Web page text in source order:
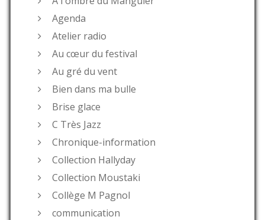
Agenda
Atelier radio
Au cœur du festival
Au gré du vent
Bien dans ma bulle
Brise glace
C Très Jazz
Chronique-information
Collection Hallyday
Collection Moustaki
Collège M Pagnol
communication